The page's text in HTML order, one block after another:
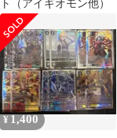
ト（アイギオモン他）
¥ 1,400